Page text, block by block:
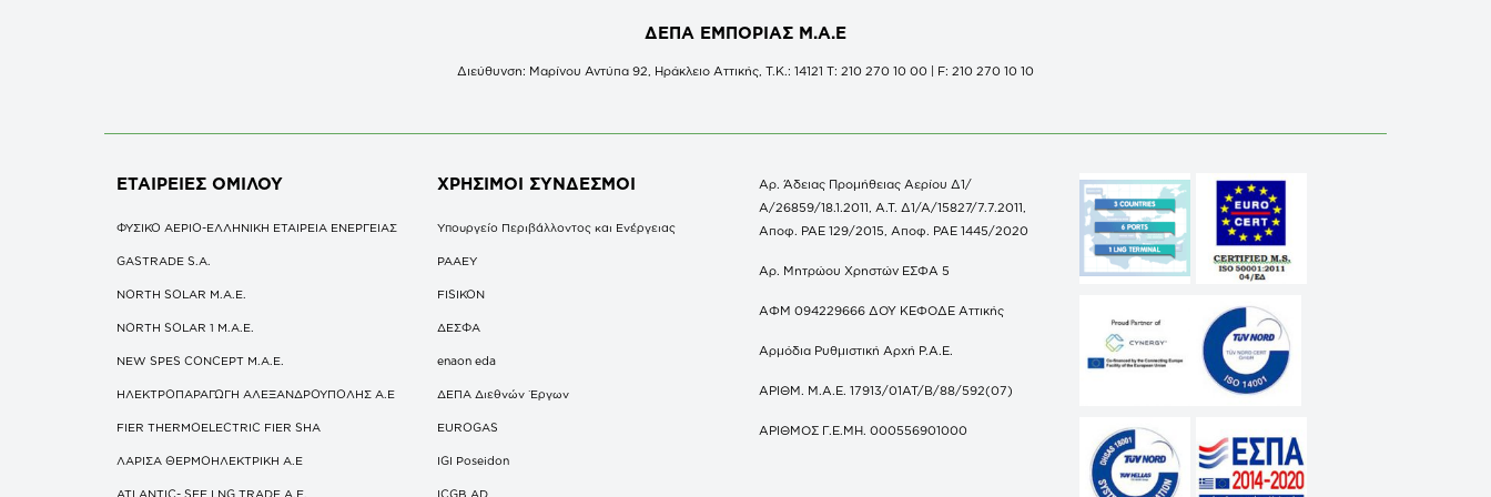
ΔΕΠΑ ΕΜΠΟΡΙΑΣ Μ.Α.Ε
Διεύθυνση: Μαρίνου Αντύπα 92, Ηράκλειο Αττικής, Τ.Κ.: 14121 Τ: 210 270 10 00 | F: 210 270 10 10
ΕΤΑΙΡΕΙΕΣΟΜΙΛΟΥ
ΦΥΣΙΚΟ ΑΕΡΙΟ-ΕΛΛΗΝΙΚΗ ΕΤΑΙΡΕΙΑ ΕΝΕΡΓΕΙΑΣ
GASTRADE S.A.
NORTH SOLAR M.Α.Ε.
NORTH SOLAR 1 M.Α.Ε.
NEW SPES CONCEPT Μ.Α.Ε.
ΗΛΕΚΤΡΟΠΑΡΑΓΩΓΗ ΑΛΕΞΑΝΔΡΟΥΠΟΛΗΣ A.E
FIER THERMOELECTRIC FIER SHA
ΛΑΡΙΣΑ ΘΕΡΜΟΗΛΕΚΤΡΙΚΗ A.E
ATLANTIC- SEE LNG TRADE A.E.
ΧΡΗΣΙΜΟΙ ΣΥΝΔΕΣΜΟΙ
Υπουργείο Περιβάλλοντος και Ενέργειας
ΡΑΑΕΥ
FISIKON
ΔΕΣΦΑ
enaon eda
ΔΕΠΑ Διεθνών Έργων
EUROGAS
IGI Poseidon
ICGB AD
Αρ. Άδειας Προμήθειας Αερίου Δ1/
Α/26859/18.1.2011, Α.Τ. Δ1/Α/15827/7.7.2011,
Αποφ. ΡΑΕ 129/2015, Αποφ. ΡΑΕ 1445/2020
Αρ. Μητρώου Χρηστών ΕΣΦΑ 5
ΑΦΜ 094229666 ΔΟΥ ΚΕΦΟΔΕ Αττικής
Αρμόδια Ρυθμιστική Αρχή Ρ.Α.Ε.
ΑΡΙΘΜ. Μ.Α.Ε. 17913/01ΑΤ/Β/88/592(07)
ΑΡΙΘΜΟΣ Γ.Ε.ΜΗ. 000556901000